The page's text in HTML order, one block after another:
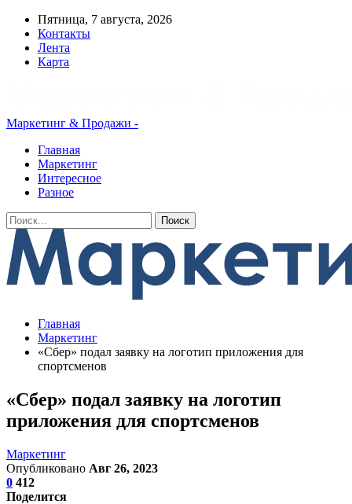
Пятница, 7 августа, 2026
Контакты
Лента
Карта
Маркетинг & Продажи -
Главная
Маркетинг
Интересное
Разное
Главная
Маркетинг
«Сбер» подал заявку на логотип приложения для
спортсменов
«Сбер» подал заявку на логотип
приложения для спортсменов
Маркетинг
Опубликовано Авг 26, 2023
0 412
Поделится